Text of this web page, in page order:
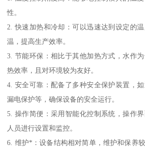
性。
2. 快速加热和冷却：可以迅速达到设定的
温，提高生产效率。
3. 节能环保：相比于其他加热方式，水作
热效率，且对环境较为友好。
4. 安全可靠：配备了多种安全保护装置，如
漏电保护等，确保设备的安全运行。
5. 操作简便：采用智能化控制系统，操作
人员进行设置和监控。
6. 维护*：设备结构相对简单，维护和保养